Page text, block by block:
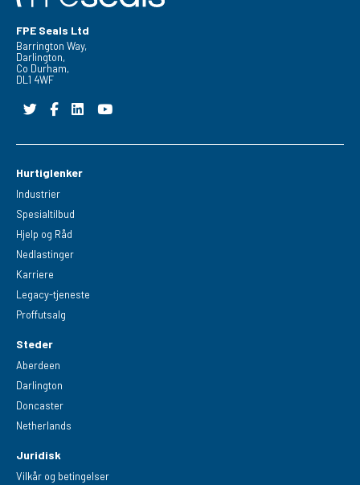
FPE Seals Ltd
Barrington Way,
Darlington,
Co Durham,
DL1 4WF
Hurtiglenker
Industrier
Spesialtilbud
Hjelp og Råd
Nedlastinger
Karriere
Legacy-tjeneste
Proffutsalg
Steder
Aberdeen
Darlington
Doncaster
Netherlands
Juridisk
Vilkår og betingelser